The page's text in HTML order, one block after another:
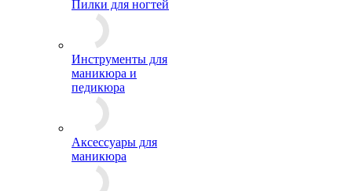
Пилки для ногтей
Инструменты для
маникюра и
педикюра
Аксессуары для
маникюра